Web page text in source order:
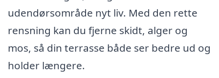
udendørsområde nyt liv. Med den rette
rensning kan du fjerne skidt, alger og
mos, så din terrasse både ser bedre ud og
holder længere.